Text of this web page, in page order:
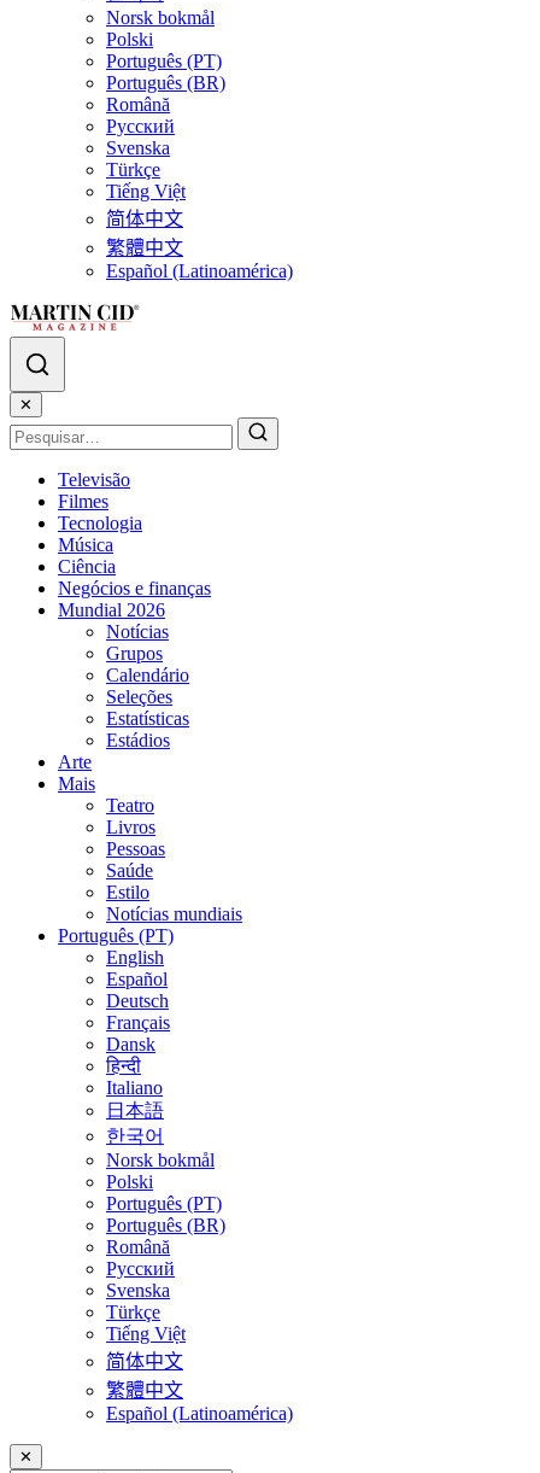
Norsk bokmål
Polski
Português (PT)
Português (BR)
Română
Русский
Svenska
Türkçe
Tiếng Việt
简体中文
繁體中文
Español (Latinoamérica)
✕
Televisão
Filmes
Tecnologia
Música
Ciência
Negócios e finanças
Mundial 2026
Notícias
Grupos
Calendário
Seleções
Estatísticas
Estádios
Arte
Mais
Teatro
Livros
Pessoas
Saúde
Estilo
Notícias mundiais
Português (PT)
English
Español
Deutsch
Français
Dansk
हिन्दी
Italiano
日本語
한국어
Norsk bokmål
Polski
Português (PT)
Português (BR)
Română
Русский
Svenska
Türkçe
Tiếng Việt
简体中文
繁體中文
Español (Latinoamérica)
✕